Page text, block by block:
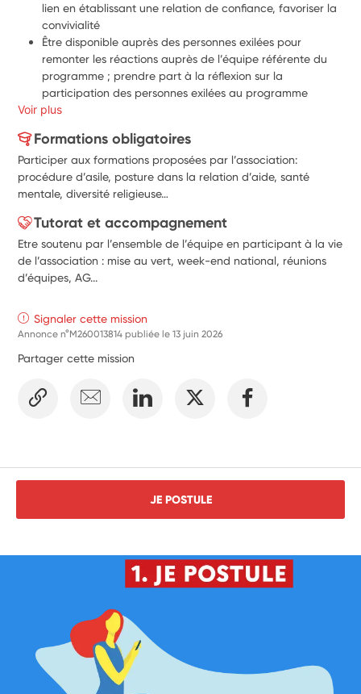
lien en établissant une relation de confiance, favoriser la
convivialité
Être disponible auprès des personnes exilées pour
remonter les réactions auprès de l’équipe référente du
programme ; prendre part à la réflexion sur la
participation des personnes exilées au programme
Participer à la mobilisation et à l’écoute des familles
de temps conviviaux, de rencontres, d’ateliers de
restitution d’expérience participer aux temps
d’information pour les futurs bénévoles, participer aux
visites chez les nouveaux accueillants.
coordination, participer à des rencontres partenaires.
Découvrir et participer à la vie de l’association
Voir plus
Formations obligatoires
Participer aux formations proposées par l’association:
procédure d’asile, posture dans la relation d’aide, santé
mentale, diversité religieuse…
Tutorat et accompagnement
Etre soutenu par l’ensemble de l’équipe en participant à la vie
de l’association : mise au vert, week-end national, réunions
d’équipes, AG...
Signaler cette mission
Annonce n°M260013814 publiée le13 juin 2026
Partager cette mission
JE POSTULE